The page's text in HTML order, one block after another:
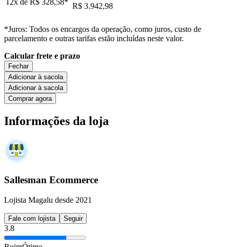
R$ 3.942,98
*Juros: Todos os encargos da operação, como juros, custo de
parcelamento e outras tarifas estão incluídas neste valor.
Calcular frete e prazo
Fechar
Adicionar à sacola
Adicionar à sacola
Comprar agora
Informações da loja
Sallesman Ecommerce
Lojista Magalu desde 2021
Fale com lojista Seguir
3.8